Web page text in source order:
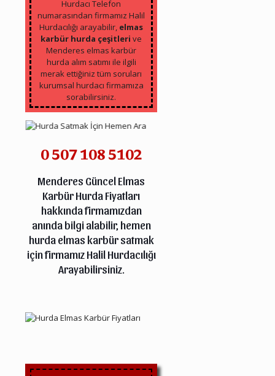
Hurdacı Telefon
numarasından firmamız Halil
Hurdacılığı arayabilir, elmas
karbür hurda çeşitleri ve
Menderes elmas karbür
hurda alım satımı ile ilgili
merak ettiğiniz tüm soruları
kurumsal hurdacı firmamıza
sorabilirsiniz.
0 507 108 5102
Menderes Güncel Elmas
Karbür Hurda Fiyatları
hakkında firmamızdan
anında bilgi alabilir, hemen
hurda elmas karbür satmak
için firmamız Halil Hurdacılığı
Arayabilirsiniz.